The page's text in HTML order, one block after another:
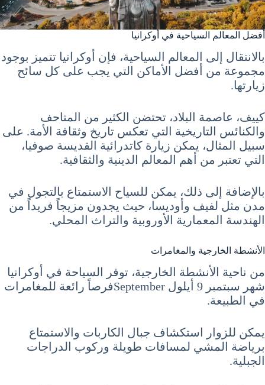
أفضل المعالم السياحية في أوكرانيا
بالانتقال إلى المعالم السياحية، فإن أوكرانيا تتميز بوجود
مجموعة من أفضل الأماكن التي يجب على كل سائح
زيارتها.
كييف، عاصمة البلاد، تحتضن الكثير من المتاحف
والكنائس التاريخية التي تعكس تاريخ وثقافة الأمة. على
سبيل المثال، يمكن زيارة كاتدرائية القديسة صوفيا،
التي تعتبر من أهم المعالم الدينية والثقافية.
بالإضافة إلى ذلك، يمكن للسياح الاستمتاع بالتجول في
مدن مثل لفيف وأوديسا، حيث يجدون مزيجاً فريداً من
الهندسة المعمارية الأوروبية والتراث المحلي.
الأنشطة الخارجية والمغامرات
من ناحية الأنشطة الخارجية، توفر السياحة في أوكرانيا
شهر سبتمبر 9 أيلول Septemberفرصاً رائعة للمغامرات
في الطبيعة.
يمكن للزوار استكشاف جبال الكاربات والاستمتاع
برياضة المشي لمسافات طويلة وركوب الدراجات
الجبلية.